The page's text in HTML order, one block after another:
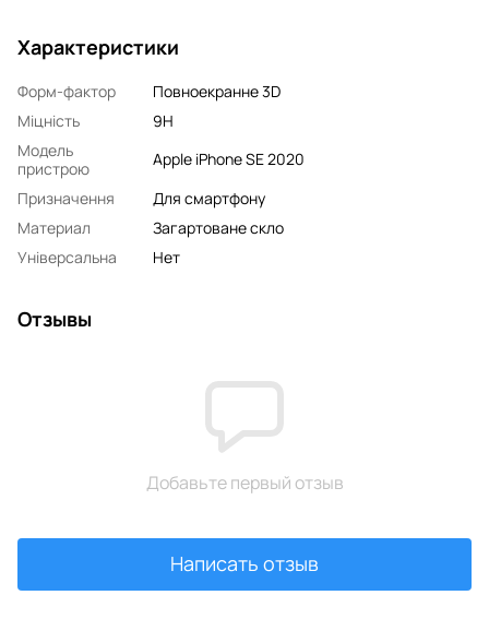
Характеристики
Форм-фактор
Повноекранне 3D
Міцність
9H
Модель
пристрою
Apple iPhone SE 2020
Призначення
Для смартфону
Материал
Загартоване скло
Універсальна
Нет
Отзывы
Добавьте первый отзыв
Написать отзыв